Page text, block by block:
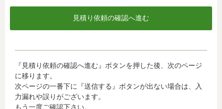
d) 個人情報の第三者提供について
当社がお客様から収集した以下の個人情報等は、カード発
行会社が行う不正利用検知・防止のために、お客様が利用
されているカード発行会社へ提供させていただきます。(氏
名、電話番号、email アドレス、インターネット利用環境
『見積り依頼の確認へ進む』ボタンを押した後、次のページ
に移ります。
次ページの一番下に『送信する』ボタンが出ない場合は、入
力漏れや誤りがございます。
もう一度ご確認下さい。